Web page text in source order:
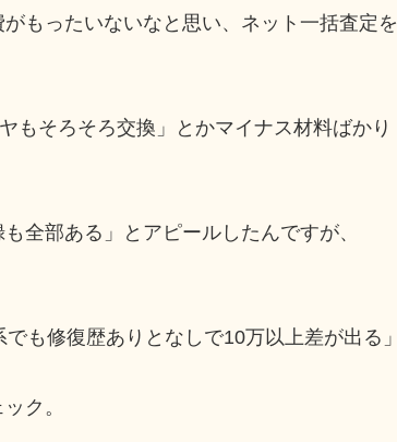
もったいないなと思い、ネット一括査定を
もそろそろ交換」とかマイナス材料ばかり
全部ある」とアピールしたんですが、
も修復歴ありとなしで10万以上差が出る」
ク。